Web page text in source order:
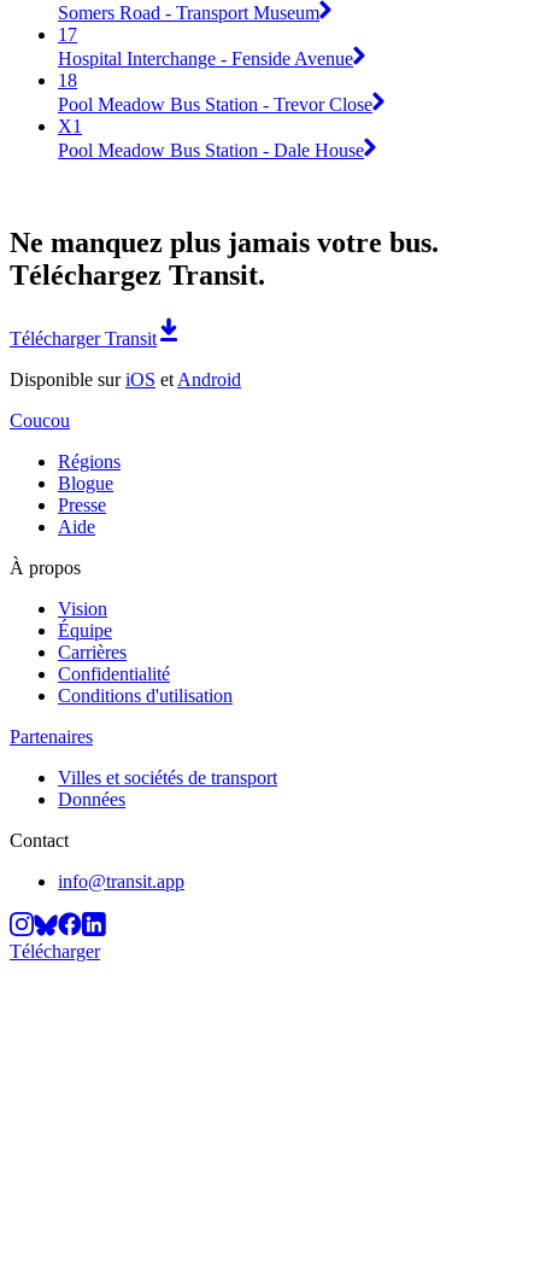
Somers Road - Transport Museum
17
Hospital Interchange - Fenside Avenue
18
Pool Meadow Bus Station - Trevor Close
X1
Pool Meadow Bus Station - Dale House
Ne manquez plus jamais votre bus.
Téléchargez Transit.
Télécharger Transit
Disponible suriOS et Android
Coucou
Régions
Blogue
Presse
Aide
À propos
Vision
Équipe
Carrières
Confidentialité
Conditions d'utilisation
Partenaires
Villes et sociétés de transport
Données
Contact
info@transit.app
Télécharger